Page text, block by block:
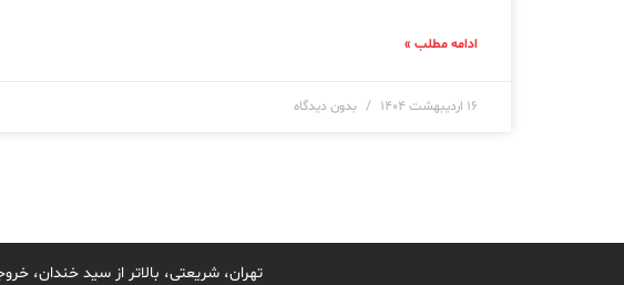
ادامه مطلب »
۱۶ اردیبهشت ۱۴۰۴ بدون دیدگاه
تهران، شریعتی، بالاتر از سید خندان، خروجی همت